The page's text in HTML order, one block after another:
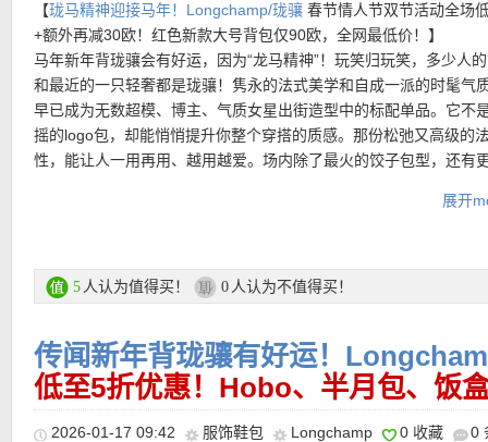
【Longchamp 网红尺寸芥末黄色小号饺子包 原价90欧，折后仅
欧！】好适合搭配一个挂饰勾在手腕，夏天这么搭轻盈出片！本身
手机，口红、钥匙、卡包、耳机都能收好。尼龙包身轻盈耐用，搭
边与压印Logo按扣，简洁却很有辨识度。芥末黄有时被称为Z世代
它象征着乐观和舒适，它的温暖色调传达出质朴和自然的感觉。它
装饰，却处处透着 Longchamp 最经典的法式实用美学。
【珑马精神迎接马年！Longchamp/珑骧 春节情人节双节活动全场
+额外再减30欧！红色新款大号背包仅90欧，全网最低价！】
马年新年背珑骧会有好运，因为“龙马精神”！玩笑归玩笑，多少人
和最近的一只轻奢都是珑骧！隽永的法式美学和自成一派的时髦气
早已成为无数超模、博主、气质女星出街造型中的标配单品。它不
摇的logo包，却能悄悄提升你整个穿搭的质感。那份松弛又高级的
性，能让人一用再用、越用越爱。场内除了最火的饺子包型，还有
更多折上折活动链接在此
16日！
展开
5 人认为值得买！ 0 人认为不值得买！
传闻新年背珑骧有好运！
低至5折优惠！Hobo、半月包、饭
2026-01-17 09:42 服饰鞋包 Longchamp 0 收藏
0